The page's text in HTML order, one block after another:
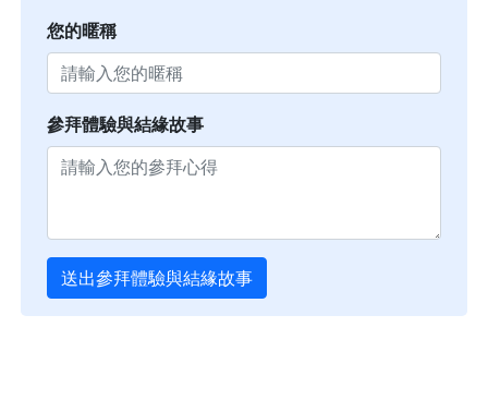
您的暱稱
參拜體驗與結緣故事
送出參拜體驗與結緣故事